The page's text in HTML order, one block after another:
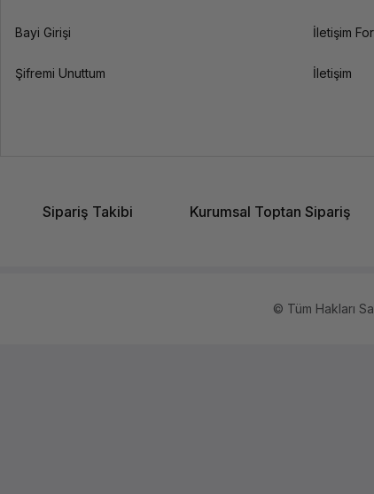
Bayi Girişi
Şifremi Unuttum
İletişim
İletişim
Sipariş Takibi Kurumsal Toptan Sipariş
© Tüm Hakları